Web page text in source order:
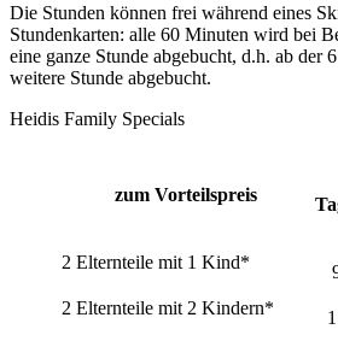
Die Stunden können frei während eines
Stundenkarten: alle 60 Minuten wird bei
eine ganze Stunde abgebucht, d.h. ab der
weitere Stunde abgebucht.
Heidis Family Specials
zum Vorteilspreis
2 Elternteile mit 1 Kind*
2 Elternteile mit 2 Kindern*